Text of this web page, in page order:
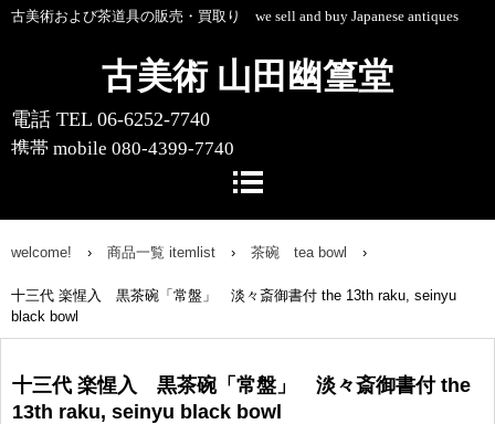
古美術 山田幽篁堂
古美術および茶道具の販売・買取り we sell and buy Japanese antiques
電話 TEL 06-6252-7740
携帯 mobile 080-4399-7740
〒541-0055 大阪市中央区船場中央4-1-
10 船場センタービル10号館1階
welcome! › 商品一覧 itemlist › 茶碗 tea bowl ›
十三代 楽惺入 黒茶碗「常盤」 淡々斎御書付 the 13th raku, seinyu
black bowl
十三代 楽惺入 黒茶碗「常盤」 淡々斎御書付 the
13th raku, seinyu black bowl